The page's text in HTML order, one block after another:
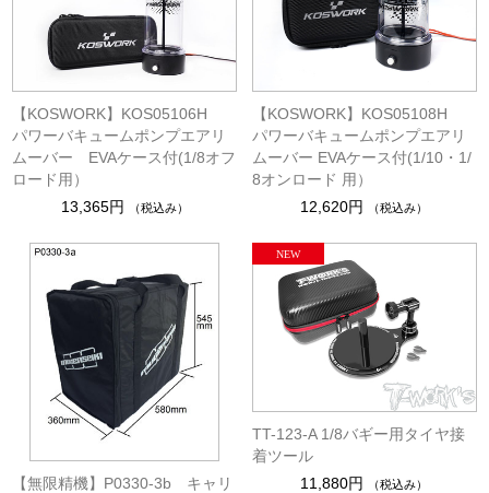
【KOSWORK】KOS05106H
パワーバキュームポンプエアリ
ムーバー EVAケース付(1/8オフ
ロード用）
13,365円
（税込み）
【KOSWORK】KOS05108H
パワーバキュームポンプエアリ
ムーバー EVAケース付(1/10・1/
8オンロード 用）
12,620円
（税込み）
【無限精機】P0330-3b キャリ
TT-123-A 1/8バギー用タイヤ接
着ツール
11,880円
（税込み）